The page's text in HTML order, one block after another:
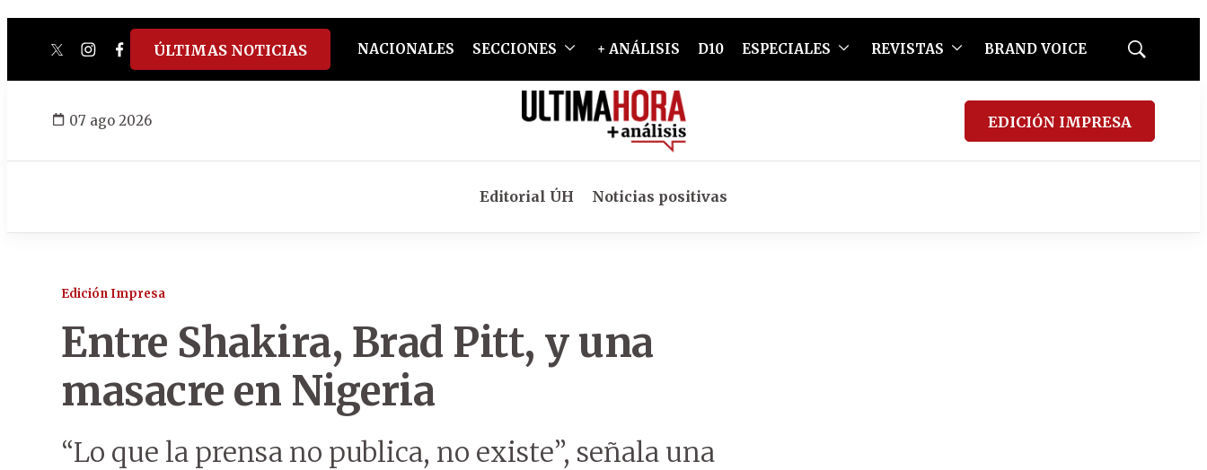
twitterinstagram
facebook
tiktokyoutube
spotify
ÚLTIMAS NOTICIAS NACIONALES SECCIONES + ANÁLISIS D10 ESPECIALES REVISTAS BRAND VOICE
Mostrar
07 ago 2026 EDICIÓN IMPRESA
Editorial ÚH Noticias positivas
Edición Impresa
Entre Shakira, Brad Pitt, y una
masacre en Nigeria
“Lo que la prensa no publica, no existe”, señala una